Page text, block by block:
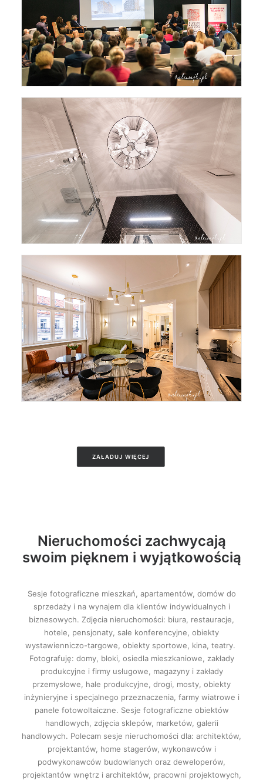
ZAŁADUJ WIĘCEJ
Nieruchomości zachwycają
swoim pięknem i wyjątkowością
Sesje fotograficzne mieszkań, apartamentów, domów do
sprzedaży i na wynajem dla klientów indywidualnych i
biznesowych. Zdjęcia nieruchomości: biura, restauracje,
hotele, pensjonaty, sale konferencyjne, obiekty
wystawienniczo-targowe, obiekty sportowe, kina, teatry.
Fotografuję: domy, bloki, osiedla mieszkaniowe, zakłady
produkcyjne i firmy usługowe, magazyny i zakłady
przemysłowe, hale produkcyjne, drogi, mosty, obiekty
inżynieryjne i specjalnego przeznaczenia, farmy wiatrowe i
panele fotowoltaiczne. Sesje fotograficzne obiektów
handlowych, zdjęcia sklepów, marketów, galerii
handlowych. Polecam sesje nieruchomości dla: architektów,
projektantów, home stagerów, wykonawców i
podwykonawców budowlanych oraz deweloperów,
projektantów wnętrz i architektów, pracowni projektowych,